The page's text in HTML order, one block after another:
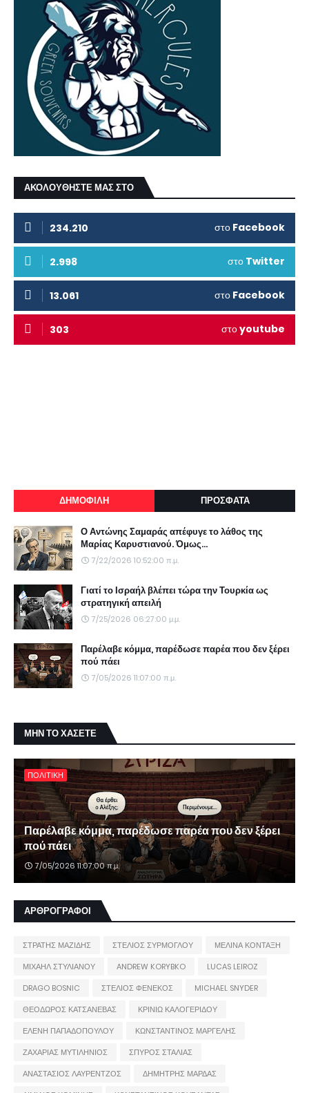
ΑΚΟΛΟΥΘΗΣΤΕ ΜΑΣ ΣΤΟ
234.210 στο Facebook
2.998 στο Twitter
13.061 στο Facebook
303 στοyoutube
ΔΗΜΟΦΙΛΗ ΠΡΟΣΦΑΤΑ
Ο Αντώνης Σαμαράς απέφυγε το λάθος της
Μαρίας Καρυστιανού. Όμως...
7/22/2026 10:52:00 π.μ.
Γιατί το Ισραήλ βλέπει τώρα την Τουρκία ως
στρατηγική απειλή
7/25/2026 06:27:00 μ.μ.
Παρέλαβε κόμμα, παρέδωσε παρέα που δεν ξέρει
πού πάει
7/05/2026 11:07:00 π.μ.
ΜΗΝ ΤΟ ΧΑΣΕΤΕ
ΠΟΛΙΤΙΚΗ
Παρέλαβε κόμμα, παρέδωσε παρέα που δεν ξέρει
πού πάει
7/05/2026 11:07:00 π.μ.
ΑΡΘΡΟΓΡΑΦΟΙ
ΣΤΡΑΤΗΣ ΜΑΖΙΔΗΣ ΣΤΕΛΙΟΣ ΣΥΡΜΟΓΛΟΥ
ΜΕΛΙΝΑ ΚΟΝΤΑΞΗ
ΜΙΧΑΗΛ ΣΤΥΛΙΑΝΟΥ
ANDREW KORYBKO
LUCAS LEIROZ
DRAGO BOSNIC
ΣΤΕΛΙΟΣ ΦΕΝΕΚΟΣ
MICHAEL SNYDER
ΘΕΟΔΩΡΟΣ ΚΑΤΣΑΝΕΒΑΣ
ΚΡΙΝΙΩ ΚΑΛΟΓΕΡΙΔΟΥ
ΕΛΕΝΗ ΠΑΠΑΔΟΠΟΥΛΟΥ
ΚΩΝΣΤΑΝΤΙΝΟΣ ΜΑΡΓΕΛΗΣ
ΖΑΧΑΡΙΑΣ ΜΥΤΙΛΗΝΙΟΣ
ΣΠΥΡΟΣ ΣΤΑΛΙΑΣ
ΑΝΑΣΤΑΣΙΟΣ ΛΑΥΡΕΝΤΖΟΣ
ΔΗΜΗΤΡΗΣ ΜΑΡΔΑΣ